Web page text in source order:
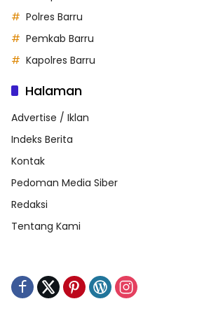
Polres Barru
Pemkab Barru
Kapolres Barru
Halaman
Advertise / Iklan
Indeks Berita
Kontak
Pedoman Media Siber
Redaksi
Tentang Kami